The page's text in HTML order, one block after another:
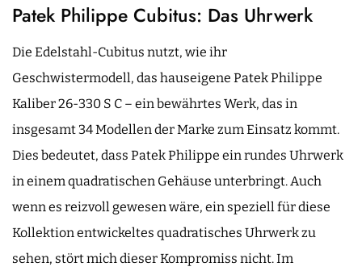
Patek Philippe Cubitus: Das Uhrwerk
Die Edelstahl-Cubitus nutzt, wie ihr
Geschwistermodell, das hauseigene Patek Philippe
Kaliber 26-330 S C – ein bewährtes Werk, das in
insgesamt 34 Modellen der Marke zum Einsatz kommt.
Dies bedeutet, dass Patek Philippe ein rundes Uhrwerk
in einem quadratischen Gehäuse unterbringt. Auch
wenn es reizvoll gewesen wäre, ein speziell für diese
Kollektion entwickeltes quadratisches Uhrwerk zu
sehen, stört mich dieser Kompromiss nicht. Im